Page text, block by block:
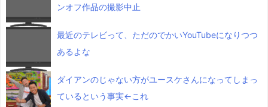
ンオフ作品の撮影中止
最近のテレビって、ただのでかいYouTubeになりつつ
あるよな
ダイアンのじゃない方がユースケさんになってしまっ
ているという事実←これ